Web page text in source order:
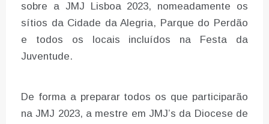
sobre a JMJ Lisboa 2023, nomeadamente os
sítios da Cidade da Alegria, Parque do Perdão
e todos os locais incluídos na Festa da
Juventude.
De forma a preparar todos os que participarão
na JMJ 2023, a mestre em JMJ’s da Diocese de